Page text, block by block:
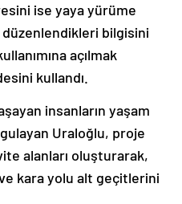
ise yaya yürüme
bilgisini
açılmak
kullandı.
insanların yaşam
Uraloğlu, proje
alanları oluşturarak,
kara yolu alt geçitlerini